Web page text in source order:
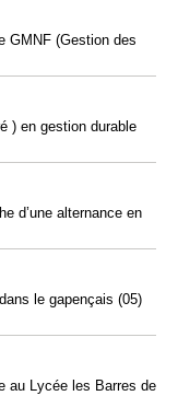
GMNF (Gestion des
) en gestion durable
d’une alternance en
le gapençais (05)
au Lycée les Barres de